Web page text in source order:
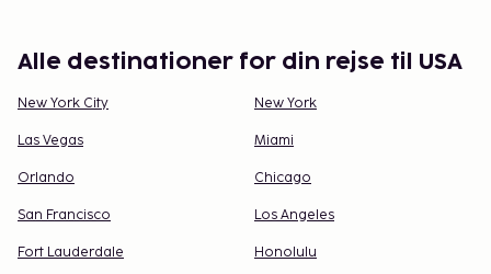
Gør dig klar til din USA-rejse
Uanset om du leder efter storbypuls, shopping eller
skabe en rejse, der bliver både mindeværdig og
inspirerende.
Alle destinationer for din rejse til USA
New York City New York
Las Vegas Miami
Orlando Chicago
San Francisco Los Angeles
Fort Lauderdale Honolulu